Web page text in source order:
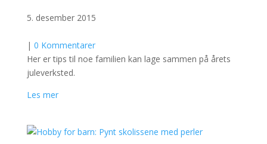
5. desember 2015
| 0 Kommentarer
Her er tips til noe familien kan lage sammen på årets
juleverksted.
Les mer